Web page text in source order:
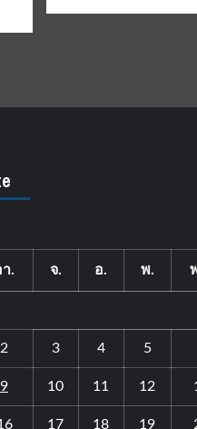
. จ. อ. พ.
2 3 4 5
9 10 11 12
17 18 19